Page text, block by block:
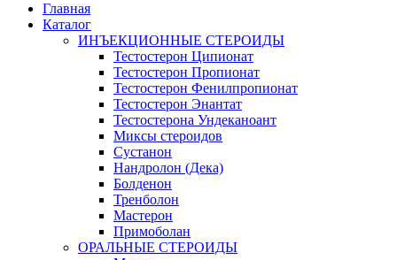
Главная
Каталог
ИНЪЕКЦИОННЫЕ СТЕРОИДЫ
Тестостерон Ципионат
Тестостерон Пропионат
Тестостерон Фенилпропионат
Тестостерон Энантат
Тестостерона Ундеканоант
Миксы стероидов
Сустанон
Нандролон (Дека)
Болденон
Тренболон
Мастерон
Примоболан
ОРАЛЬНЫЕ СТЕРОИДЫ